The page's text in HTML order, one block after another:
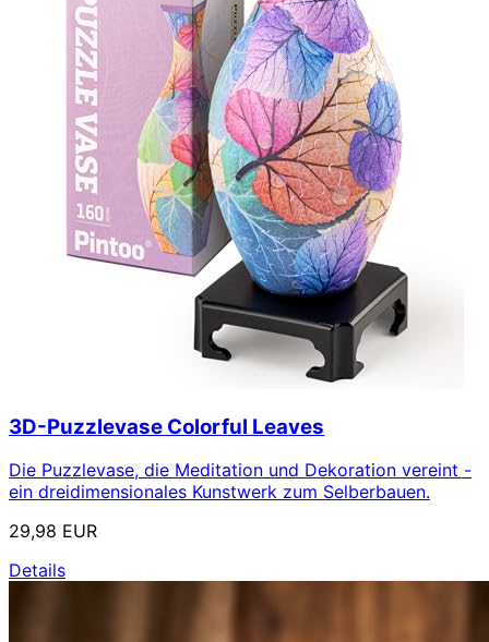
3D-Puzzlevase Colorful Leaves
Die Puzzlevase, die Meditation und Dekoration vereint -
ein dreidimensionales Kunstwerk zum Selberbauen.
29,98 EUR
Details